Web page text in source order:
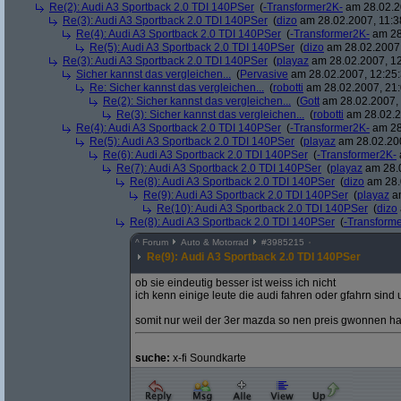
Re(2): Audi A3 Sportback 2.0 TDI 140PSer (-Transformer2K- am
Re(3): Audi A3 Sportback 2.0 TDI 140PSer (dizo am 28.02.2007,
Re(4): Audi A3 Sportback 2.0 TDI 140PSer (-Transformer2K- am
Re(5): Audi A3 Sportback 2.0 TDI 140PSer (dizo am
Re(3): Audi A3 Sportback 2.0 TDI 140PSer (playaz am 28.02.2007,
Sicher kannst das vergleichen... (Pervasive am 28.02.2007,
Re: Sicher kannst das vergleichen... (robotti am 28.02.2007,
Re(2): Sicher kannst das vergleichen... (Gott am
Re(3): Sicher kannst das vergleichen... (robotti am
Re(4): Audi A3 Sportback 2.0 TDI 140PSer (-Transformer2K- am
Re(5): Audi A3 Sportback 2.0 TDI 140PSer (playaz am
Re(6): Audi A3 Sportback 2.0 TDI 140PSer (-Transformer2K-
Re(7): Audi A3 Sportback 2.0 TDI 140PSer (playaz am
Re(8): Audi A3 Sportback 2.0 TDI 140PSer (dizo am
Re(9): Audi A3 Sportback 2.0 TDI 140PSer (playaz
Re(10): Audi A3 Sportback 2.0 TDI 140PSer (dizo
Re(8): Audi A3 Sportback 2.0 TDI 140PSer (-
^ Forum Auto & Motorrad #3985215
Re(9): Audi A3 Sportback 2.0 TDI 140PSer
ob sie eindeutig besser ist weiss ich nicht
ich kenn einige leute die audi fahren oder gfahrn
somit nur weil der 3er mazda so nen preis gwonnen
suche: x-fi Soundkarte